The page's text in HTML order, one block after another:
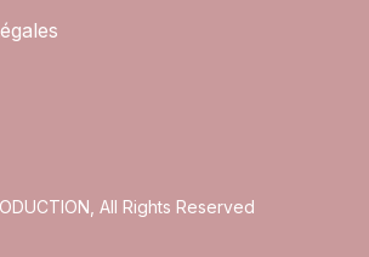
, All Rights Reserved